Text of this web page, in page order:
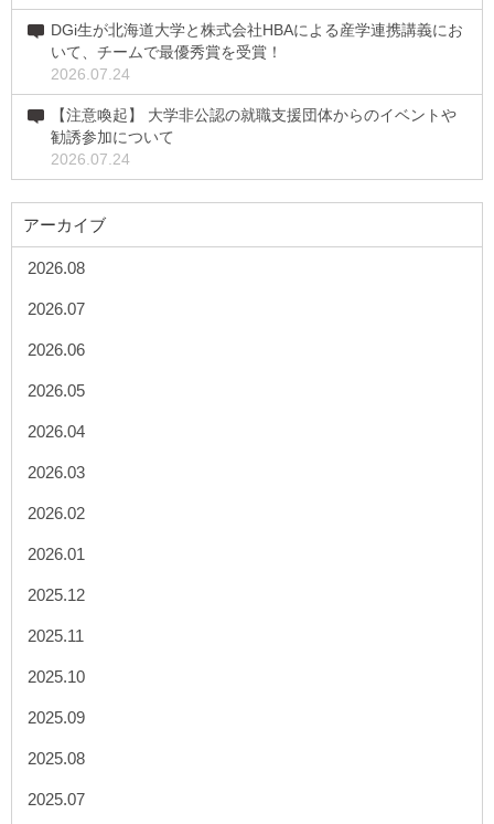
DGi生が北海道大学と株式会社HBAによる産学連携講義にお
いて、チームで最優秀賞を受賞！
2026.07.24
【注意喚起】 大学非公認の就職支援団体からのイベントや
勧誘参加について
2026.07.24
アーカイブ
2026.08
2026.07
2026.06
2026.05
2026.04
2026.03
2026.02
2026.01
2025.12
2025.11
2025.10
2025.09
2025.08
2025.07